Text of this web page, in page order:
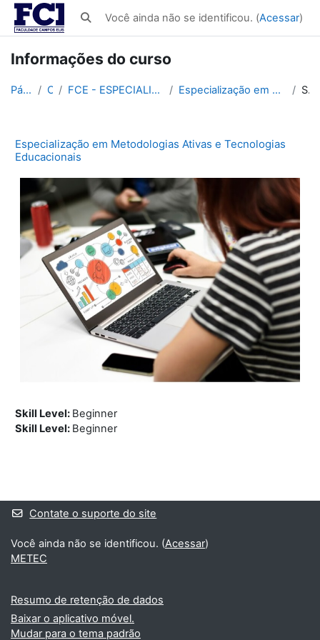
Ir para o conteúdo principal
Alternar entrada de pesquisa
Você ainda não se identificou. (Acessar)
Informações do curso
Página inicial Cursos FCE - ESPECIALIZAÇÃO LATO SENSU EM EDUCAÇÃO 560h Especialização em Metodologias Ativas e Tecnologias Educacionais Sumário
Especialização em Metodologias Ativas e Tecnologias
Educacionais
Skill Level: Beginner
Skill Level: Beginner
Blocos suplementares
Contate o suporte do site
Você ainda não se identificou. (Acessar)
METEC
Resumo de retenção de dados
Baixar o aplicativo móvel.
Mudar para o tema padrão